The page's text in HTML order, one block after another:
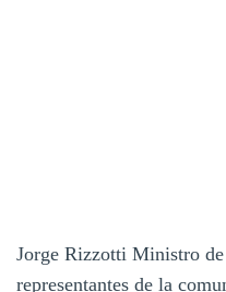
Jorge Rizzotti Ministro
representantes de la